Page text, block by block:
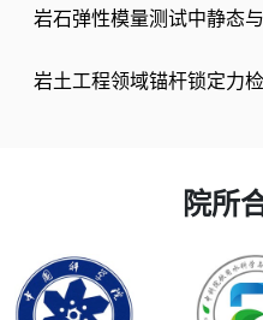
岩石弹性模量测试中静态
岩土工程领域锚杆锁定力
院所